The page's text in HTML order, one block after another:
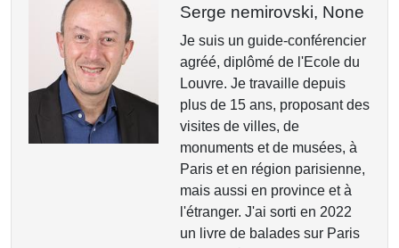
Serge nemirovski, None
Je suis un guide-conférencier
agréé, diplômé de l'Ecole du
Louvre. Je travaille depuis
plus de 15 ans, proposant des
visites de villes, de
monuments et de musées, à
Paris et en région parisienne,
mais aussi en province et à
l'étranger. J'ai sorti en 2022
un livre de balades sur Paris